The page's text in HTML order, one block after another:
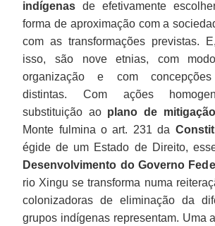
indígenas de efetivamente
forma de aproximação com a
com as transformações previstas.
isso, são nove etnias, com
organização e com concepções
distintas. Com ações
substituição ao plano de mitigação
Monte fulmina o art. 231 da
égide de um Estado de Direito,
Desenvolvimento do Governo
rio Xingu se transforma numa
colonizadoras de eliminação da
grupos indígenas representam. Uma